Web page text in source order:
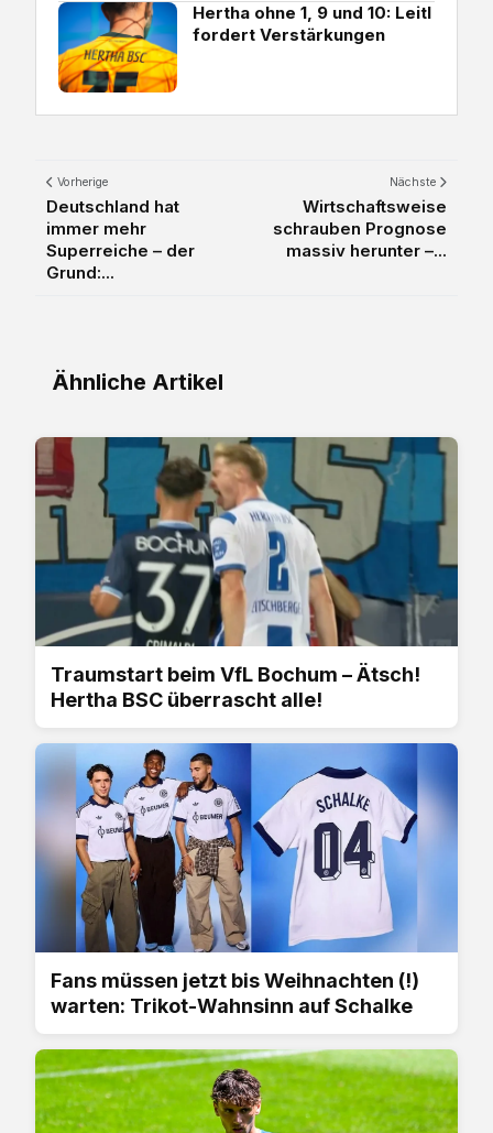
Hertha ohne 1, 9 und 10: Leitl
fordert Verstärkungen
Vorherige
Deutschland hat
immer mehr
Superreiche – der
Grund:...
Nächste
Wirtschaftsweise
schrauben Prognose
massiv herunter –...
Ähnliche Artikel
Traumstart beim VfL Bochum – Ätsch!
Hertha BSC überrascht alle!
Fans müssen jetzt bis Weihnachten (!)
warten: Trikot-Wahnsinn auf Schalke